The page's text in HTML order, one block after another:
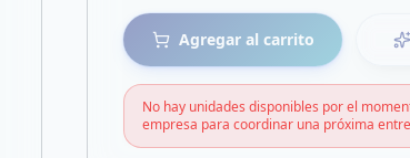
Agregar al carrito
No hay unidades disponibles por el
empresa para coordinar una próxima